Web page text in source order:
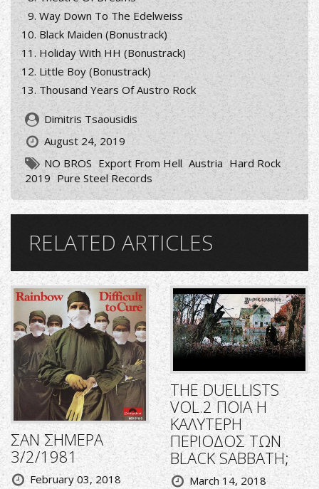
Way Down To The Edelweiss
Black Maiden (Bonustrack)
Holiday With HH (Bonustrack)
Little Boy (Bonustrack)
Thousand Years Of Austro Rock
Dimitris Tsaousidis
August 24, 2019
NO BROS Export From Hell Austria Hard Rock
2019 Pure Steel Records
RELATED ARTICLES
ΣΑΝ ΣΗΜΕΡΑ
3/2/1981
February 03, 2018
THE DUELLISTS
VOL.2 ΠΟΙΑ Η
ΚΑΛΥΤΕΡΗ
ΠΕΡΙΟΔΟΣ ΤΩΝ
BLACK SABBATH;
March 14, 2018